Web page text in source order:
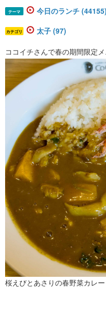
テーマ 今日のランチ (44155)
カテゴリ 太子 (97)
ココイチさんで春の期間限定
桜えびとあさりの春野菜カレー